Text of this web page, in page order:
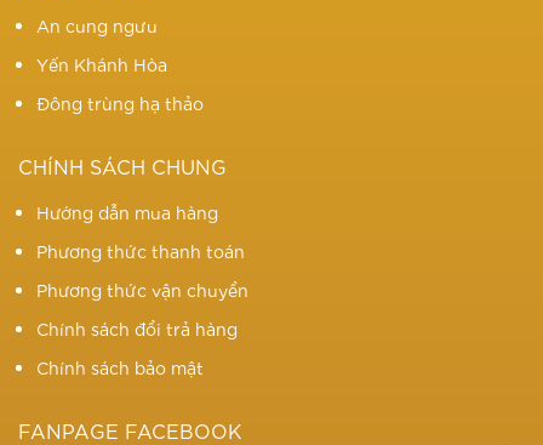
An cung ngưu
Yến Khánh Hòa
Đông trùng hạ thảo
CHÍNH SÁCH CHUNG
Hướng dẫn mua hàng
Phương thức thanh toán
Phương thức vận chuyển
Chính sách đổi trả hàng
Chính sách bảo mật
FANPAGE FACEBOOK